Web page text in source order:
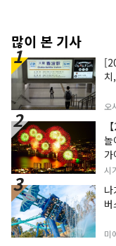
많이 본 기사
치
오
놀
가
시
미